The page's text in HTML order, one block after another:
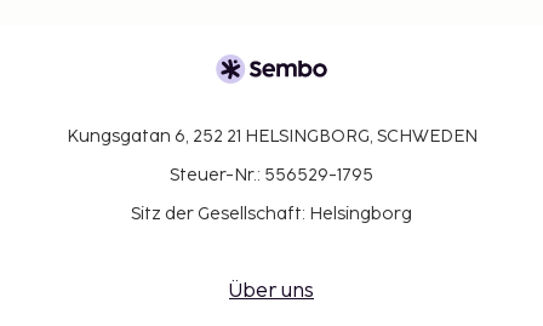
Kungsgatan 6, 252 21 HELSINGBORG, SCHWEDEN
Steuer-Nr.: 556529-1795
Sitz der Gesellschaft: Helsingborg
Über uns